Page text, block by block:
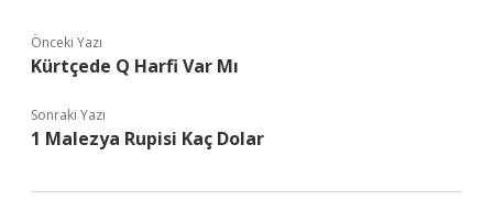
Önceki Yazı
Kürtçede Q Harfi Var Mı
Sonraki Yazı
1 Malezya Rupisi Kaç Dolar